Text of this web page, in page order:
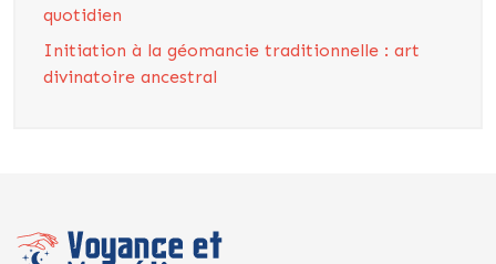
quotidien
Initiation à la géomancie traditionnelle : art
divinatoire ancestral